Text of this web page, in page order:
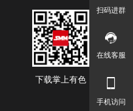
扫码进群
在线客服
手机访问
下载掌上有色